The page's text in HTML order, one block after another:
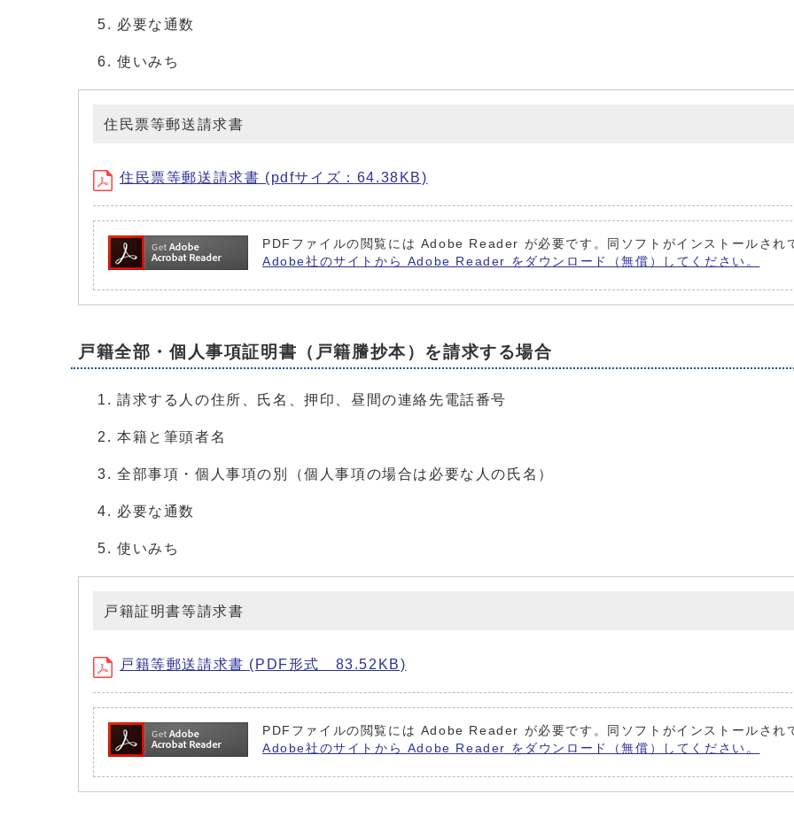
必要な通数
使いみち
住民票等郵送請求書
住民票等郵送請求書 (pdfサイズ：64.38KB)
PDFファイルの閲覧には Adobe Reader が必要です。同ソフトがインストールされ
Adobe社のサイトから Adobe Reader をダウンロード（無償）してください。
戸籍全部・個人事項証明書（戸籍謄抄本）を請求する場合
請求する人の住所、氏名、押印、昼間の連絡先電話番号
本籍と筆頭者名
全部事項・個人事項の別（個人事項の場合は必要な人の氏名）
必要な通数
使いみち
戸籍証明書等請求書
戸籍等郵送請求書 (PDF形式 83.52KB)
PDFファイルの閲覧には Adobe Reader が必要です。同ソフトがインストールされ
Adobe社のサイトから Adobe Reader をダウンロード（無償）してください。